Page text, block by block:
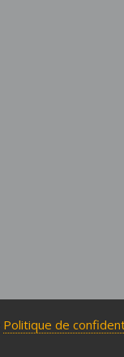
Politique de